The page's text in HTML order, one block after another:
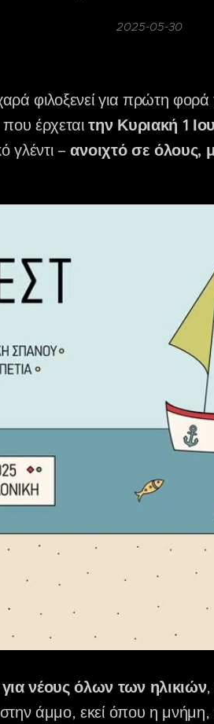
2025-05-30
φιλοξενεί για πρώτη φορά
έρχεταιτην Κυριακή 1
γλέντι –ανοιχτό σε όλους,
νέους όλων των ηλικιών,
άμμο, εκεί όπου η μνήμη,